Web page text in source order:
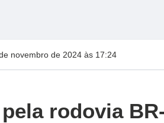
novembro de 2024 às 17:24
rodovia